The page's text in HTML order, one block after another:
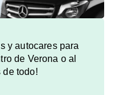
y autocares para
de Verona o al
de todo!